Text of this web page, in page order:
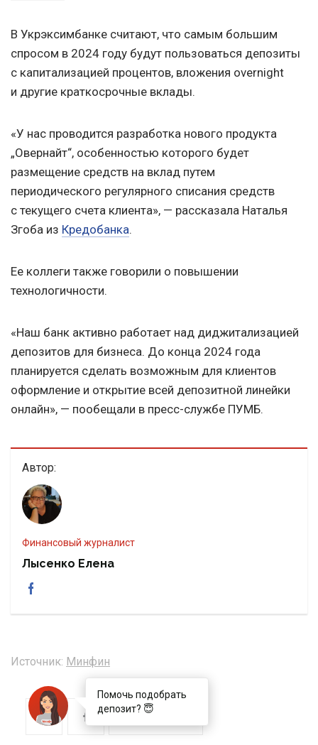
В Укрэксимбанке считают, что самым большим
спросом в 2024 году будут пользоваться депозиты
с капитализацией процентов, вложения overnight
и другие краткосрочные вклады.
«У нас проводится разработка нового продукта
„Овернайт“, особенностью которого будет
размещение средств на вклад путем
периодического регулярного списания средств
с текущего счета клиента», — рассказала Наталья
Згоба из Кредобанка.
Ее коллеги также говорили о повышении
технологичности.
«Наш банк активно работает над диджитализацией
депозитов для бизнеса. До конца 2024 года
планируется сделать возможным для клиентов
оформление и открытие всей депозитной линейки
онлайн», — пообещали в пресс-службе ПУМБ.
Автор:
Финансовый журналист
Лысенко Елена
Источник: Минфин
Помочь подобрать
депозит? 😇